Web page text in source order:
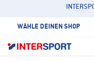
WÄHLE DEINEN SHOP